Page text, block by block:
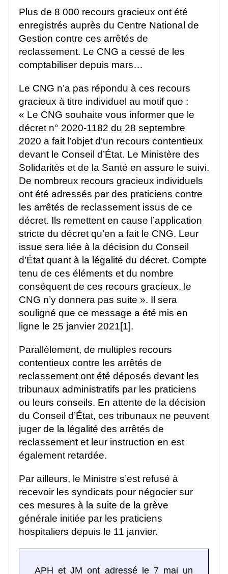
Plus de 8 000 recours gracieux ont été
enregistrés auprès du Centre National de
Gestion contre ces arrêtés de
reclassement. Le CNG a cessé de les
comptabiliser depuis mars…
Le CNG n’a pas répondu à ces recours
gracieux à titre individuel au motif que :
« Le CNG souhaite vous informer que le
décret n° 2020-1182 du 28 septembre
2020 a fait l’objet d’un recours contentieux
devant le Conseil d’État. Le Ministère des
Solidarités et de la Santé en assure le suivi.
De nombreux recours gracieux individuels
ont été adressés par des praticiens contre
les arrêtés de reclassement issus de ce
décret. Ils remettent en cause l’application
stricte du décret qu’en a fait le CNG. Leur
issue sera liée à la décision du Conseil
d’État quant à la légalité du décret. Compte
tenu de ces éléments et du nombre
conséquent de ces recours gracieux, le
CNG n’y donnera pas suite ». Il sera
souligné que ce message a été mis en
ligne le 25 janvier 2021[1].
Parallèlement, de multiples recours
contentieux contre les arrêtés de
reclassement ont été déposés devant les
tribunaux administratifs par les praticiens
ou leurs conseils. En attente de la décision
du Conseil d’État, ces tribunaux ne peuvent
juger de la légalité des arrêtés de
reclassement et leur instruction en est
également retardée.
Par ailleurs, le Ministre s’est refusé à
recevoir les syndicats pour négocier sur
ces mesures à la suite de la grève
générale initiée par les praticiens
hospitaliers depuis le 11 janvier.
APH et JM ont adressé le 7 mai un